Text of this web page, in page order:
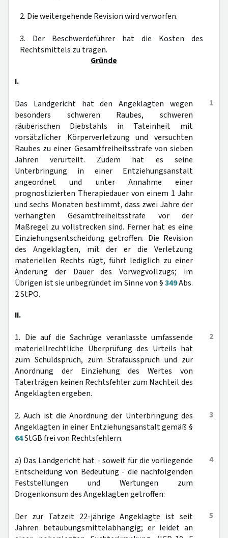
2. Die weitergehende Revision wird verworfen.
3. Der Beschwerdeführer hat die Kosten des
Rechtsmittels zu tragen.
Gründe
I.
1
Das Landgericht hat den Angeklagten wegen
besonders schweren Raubes, schweren
räuberischen Diebstahls in Tateinheit mit
vorsätzlicher Körperverletzung und versuchten
Raubes zu einer Gesamtfreiheitsstrafe von sieben
Jahren verurteilt. Zudem hat es seine
Unterbringung in einer Entziehungsanstalt
angeordnet und unter Annahme einer
prognostizierten Therapiedauer von einem 1 Jahr
und sechs Monaten bestimmt, dass zwei Jahre der
verhängten Gesamtfreiheitsstrafe vor der
Maßregel zu vollstrecken sind. Ferner hat es eine
Einziehungsentscheidung getroffen. Die Revision
des Angeklagten, mit der er die Verletzung
materiellen Rechts rügt, führt lediglich zu einer
Änderung der Dauer des Vorwegvollzugs; im
Übrigen ist sie unbegründet im Sinne von §349Abs.
2 StPO.
II.
2
1. Die auf die Sachrüge veranlasste umfassende
materiellrechtliche Überprüfung des Urteils hat
zum Schuldspruch, zum Strafausspruch und zur
Anordnung der Einziehung des Wertes von
Taterträgen keinen Rechtsfehler zum Nachteil des
Angeklagten ergeben.
3
2. Auch ist die Anordnung der Unterbringung des
Angeklagten in einer Entziehungsanstalt gemäß §
64StGB frei von Rechtsfehlern.
4
a) Das Landgericht hat - soweit für die vorliegende
Entscheidung von Bedeutung - die nachfolgenden
Feststellungen und Wertungen zum
Drogenkonsum des Angeklagten getroffen:
5
Der zur Tatzeit 22-jährige Angeklagte ist seit
Jahren betäubungsmittelabhängig; er leidet an